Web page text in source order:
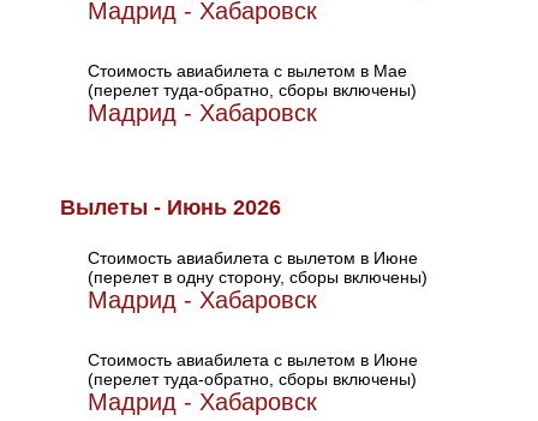
Мадрид - Хабаровск
Стоимость авиабилета с вылетом в Мае
(перелет туда-обратно, сборы включены)
Мадрид - Хабаровск
Вылеты - Июнь 2026
Стоимость авиабилета с вылетом в Июне
(перелет в одну сторону, сборы включены)
Мадрид - Хабаровск
Стоимость авиабилета с вылетом в Июне
(перелет туда-обратно, сборы включены)
Мадрид - Хабаровск